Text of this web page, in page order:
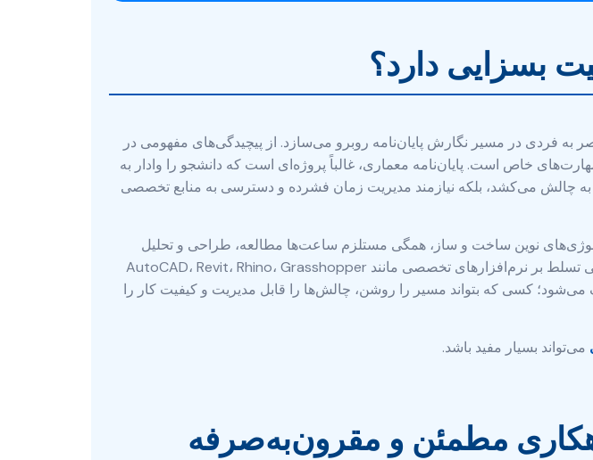
بسزایی دارد؟
به فردی در مسیر نگارش پایان‌نامه روبرو می‌سازد. از پیچیدگی‌های مفهومی در
خاص است. پایان‌نامه معماری، غالباً پروژه‌ای است که دانشجو را وادار به
به چالش می‌کشد، بلکه نیازمند مدیریت زمان فشرده و دسترسی به منابع تخصصی
نوین ساخت و ساز، همگی مستلزم ساعت‌ها مطالعه، طراحی و تحلیل
هستند. بسیاری از دانشجویان ممکن است در زمینه نگارش آکادمیک، روش تحقیق، یا حتی تسلط بر نرم‌افزارهای تخصصی مانند AutoCAD، Revit، Rhino، Grasshopper
کسی که بتواند مسیر را روشن، چالش‌ها را قابل مدیریت و کیفیت کار را
می‌تواند بسیار مفید باشد.
مطمئن و مقرون‌به‌صرفه